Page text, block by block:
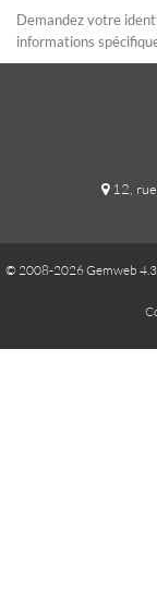
Demandez votre
informations
12, rue
© 2008-2026 Gemweb